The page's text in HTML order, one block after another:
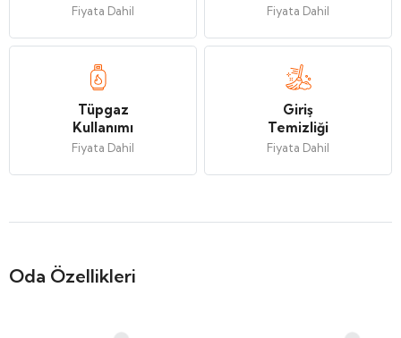
Fiyata Dahil Fiyata Dahil
Tüpgaz
Kullanımı
Fiyata Dahil
Giriş
Temizliği
Fiyata Dahil
Oda Özellikleri